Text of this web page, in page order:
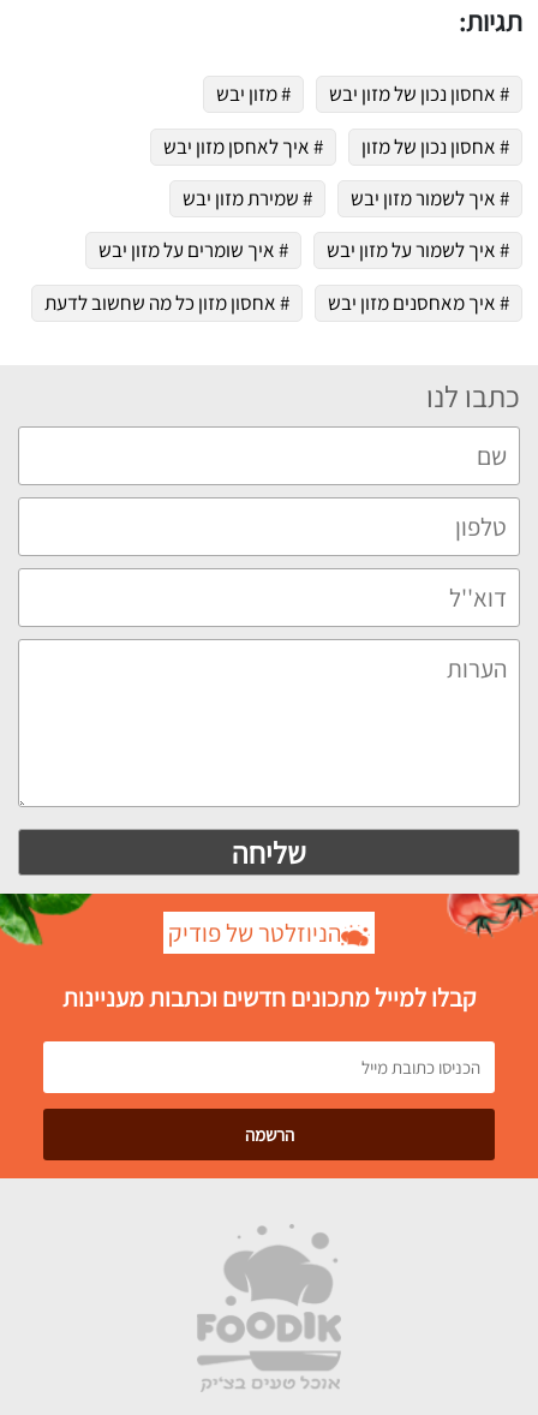
תגיות:
# אחסון נכון של מזון יבש
# מזון יבש
# אחסון נכון של מזון
# איך לאחסן מזון יבש
# איך לשמור מזון יבש
# שמירת מזון יבש
# איך לשמור על מזון יבש
# איך שומרים על מזון יבש
# איך מאחסנים מזון יבש
# אחסון מזון כל מה שחשוב לדעת
כתבו לנו
הניוזלטר של פודיק
קבלו למייל מתכונים חדשים וכתבות מעניינות